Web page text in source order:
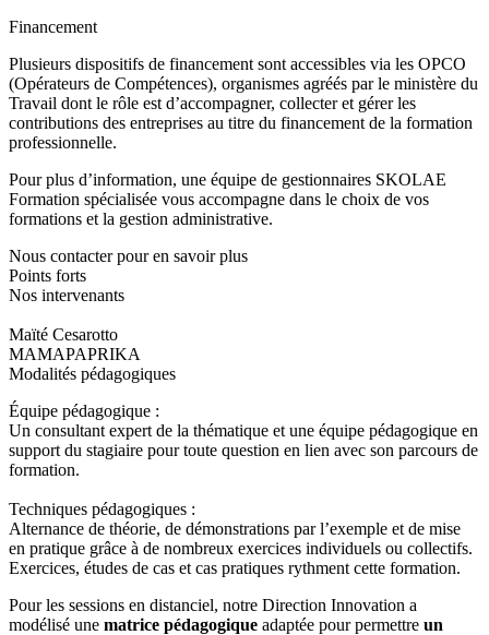
Financement
Plusieurs dispositifs de financement sont accessibles via les OPCO
(Opérateurs de Compétences), organismes agréés par le ministère du
Travail dont le rôle est d’accompagner, collecter et gérer les
contributions des entreprises au titre du financement de la formation
professionnelle.
Pour plus d’information, une équipe de gestionnaires SKOLAE
Formation spécialisée vous accompagne dans le choix de vos
formations et la gestion administrative.
Nous contacter pour en savoir plus
Points forts
Nos intervenants
Maïté Cesarotto
MAMAPAPRIKA
Modalités pédagogiques
Équipe pédagogique :
Un consultant expert de la thématique et une équipe pédagogique en
support du stagiaire pour toute question en lien avec son parcours de
formation.
Techniques pédagogiques :
Alternance de théorie, de démonstrations par l’exemple et de mise
en pratique grâce à de nombreux exercices individuels ou collectifs.
Exercices, études de cas et cas pratiques rythment cette formation.
Pour les sessions en distanciel, notre Direction Innovation a
modélisé une matrice pédagogique adaptée pour permettre un